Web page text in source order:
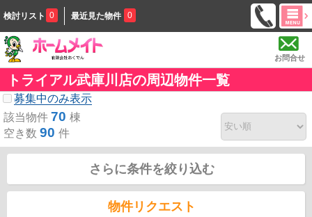
検討リスト 0 最近見た物件 0
お問合せ
トライアル武庫川店の周辺物件一覧
募集中のみ表示
該当物件 70 棟
空き数 90 件
さらに条件を絞り込む
物件リクエスト